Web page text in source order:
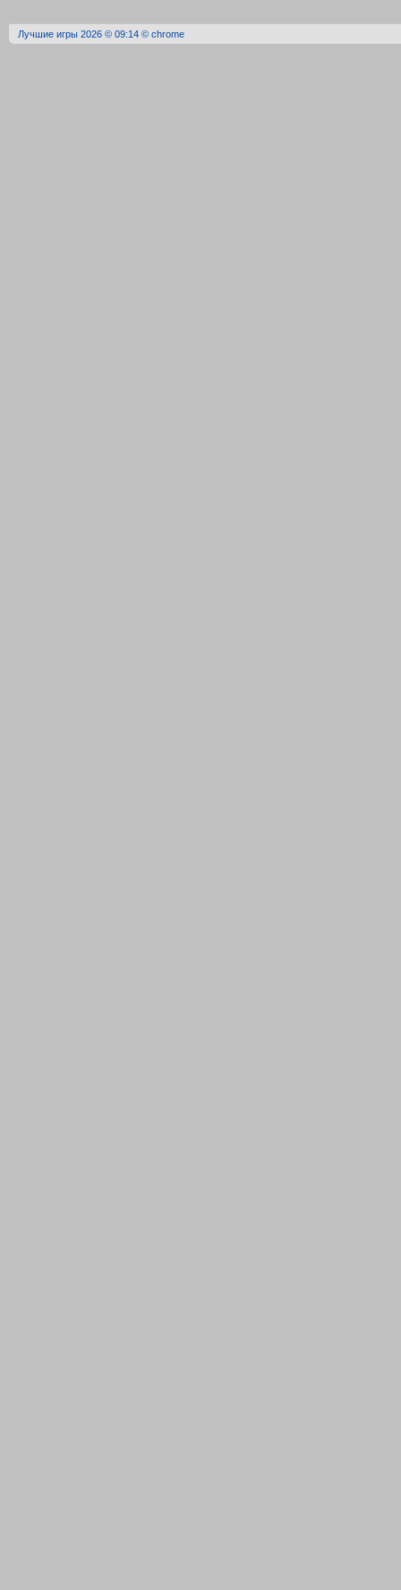
Лучшие игры 2026 © 09:14 © chrome